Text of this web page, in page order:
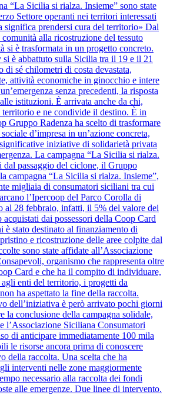
“La Sicilia si rialza. Insieme” sono state
Settore operanti nei territori interessati
significa prendersi cura del territorio» Dal
alla ricostruzione del tessuto
si è trasformata in un progetto concreto.
è abbattuto sulla Sicilia tra il 19 e il 21
di sé chilometri di costa devastata,
attività economiche in ginocchio e intere
senza precedenti, la risposta
istituzioni. È arrivata anche da chi,
e ne condivide il destino. È in
Gruppo Radenza ha scelto di trasformare
d’impresa in un’azione concreta,
iniziative di solidarietà privata
La campagna “La Sicilia si rialza.
passaggio del ciclone, il Gruppo
campagna “La Sicilia si rialza. Insieme”,
migliaia di consumatori siciliani tra cui
l’Ipercoop del Parco Corolla di
al 28 febbraio, infatti, il 5% del valore dei
dai possessori della Coop Card
è stato destinato al finanziamento di
e ricostruzione delle aree colpite dal
sono state affidate all’Associazione
organismo che rappresenta oltre
Card e che ha il compito di individuare,
enti del territorio, i progetti da
ha aspettato la fine della raccolta.
dell’iniziativa è però arrivato pochi giorni
la conclusione della campagna solidale,
l’Associazione Siciliana Consumatori
di anticipare immediatamente 100 mila
le risorse ancora prima di conoscere
della raccolta. Una scelta che ha
interventi nelle zone maggiormente
necessario alla raccolta dei fondi
alle emergenze. Due linee di intervento.